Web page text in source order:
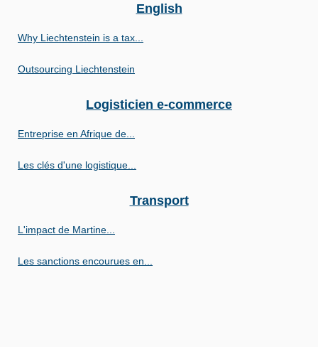
English
Why Liechtenstein is a tax...
Outsourcing Liechtenstein
Logisticien e-commerce
Entreprise en Afrique de...
Les clés d'une logistique...
Transport
L'impact de Martine...
Les sanctions encourues en...